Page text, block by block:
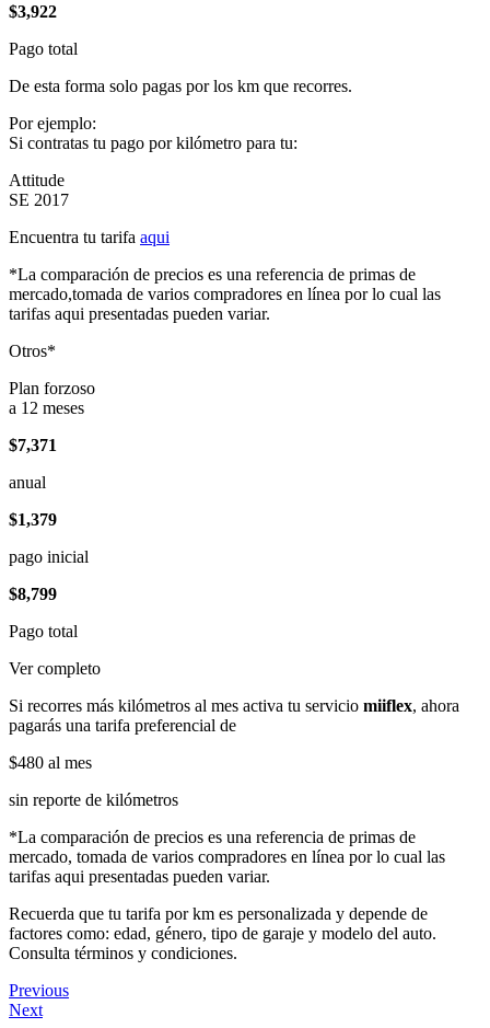
$3,922
Pago total
De esta forma solo pagas por los km que recorres.
Por ejemplo:
Si contratas tu pago por kilómetro para tu:
Attitude
SE 2017
Encuentra tu tarifa aqui
*La comparación de precios es una referencia de primas de
mercado,tomada de varios compradores en línea por lo cual las
tarifas aqui presentadas pueden variar.
Otros*
Plan forzoso
a 12 meses
$7,371
anual
$1,379
pago inicial
$8,799
Pago total
Ver completo
Si recorres más kilómetros al mes activa tu servicio miiflex, ahora
pagarás una tarifa preferencial de
$480 al mes
sin reporte de kilómetros
*La comparación de precios es una referencia de primas de
mercado, tomada de varios compradores en línea por lo cual las
tarifas aqui presentadas pueden variar.
Recuerda que tu tarifa por km es personalizada y depende de
factores como: edad, género, tipo de garaje y modelo del auto.
Consulta términos y condiciones.
Previous
Next